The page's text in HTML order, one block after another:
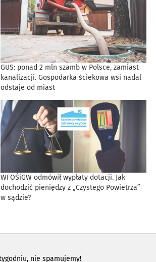
GUS: ponad 2 mln szamb w Polsce, zamiast
kanalizacji. Gospodarka ściekowa wsi nadal
odstaje od miast
WFOŚiGW odmówił wypłaty dotacji. Jak
dochodzić pieniędzy z „Czystego Powietrza”
w sądzie?
nie spamujemy!